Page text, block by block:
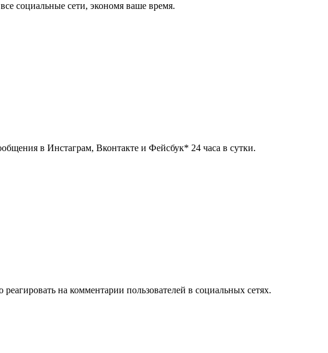
социальные сети, экономя ваше время.
в Инстаграм, Вконтакте и Фейсбук* 24 часа в сутки.
на комментарии пользователей в социальных сетях.